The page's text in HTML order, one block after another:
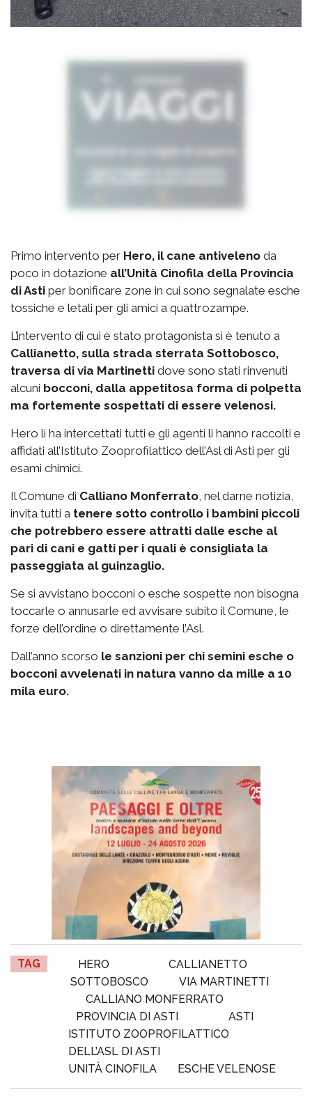
Primo intervento per Hero, il cane antiveleno da
poco in dotazione all’Unità Cinofila della Provincia
di Asti per bonificare zone in cui sono segnalate esche
tossiche e letali per gli amici a quattrozampe.
L’intervento di cui è stato protagonista si è tenuto a
Callianetto, sulla strada sterrata Sottobosco,
traversa di via Martinetti dove sono stati rinvenuti
alcuni bocconi, dalla appetitosa forma di polpetta
ma fortemente sospettati di essere velenosi.
Hero li ha intercettati tutti e gli agenti li hanno raccolti e
affidati all’Istituto Zooprofilattico dell’Asl di Asti per gli
esami chimici.
Il Comune di Calliano Monferrato , nel darne notizia,
invita tutti a tenere sotto controllo i bambini piccoli
che potrebbero essere attratti dalle esche al
pari di cani e gatti per i quali è consigliata la
passeggiata al guinzaglio.
Se si avvistano bocconi o esche sospette non bisogna
toccarle o annusarle ed avvisare subito il Comune, le
forze dell’ordine o direttamente l’Asl.
Dall’anno scorso le sanzioni per chi semini esche o
bocconi avvelenati in natura vanno da mille a 10
mila euro.
TAG HERO
CALLIANETTO
SOTTOBOSCO
VIA MARTINETTI
CALLIANO MONFERRATO
PROVINCIA DI ASTI
ASTI
ISTITUTO ZOOPROFILATTICO
DELL’ASL DI ASTI
UNITÀ CINOFILA
ESCHE VELENOSE